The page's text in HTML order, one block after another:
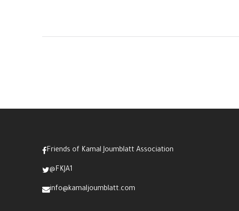
Friends of Kamal Joumblatt Association
@FKJA1
info@kamaljoumblatt.com